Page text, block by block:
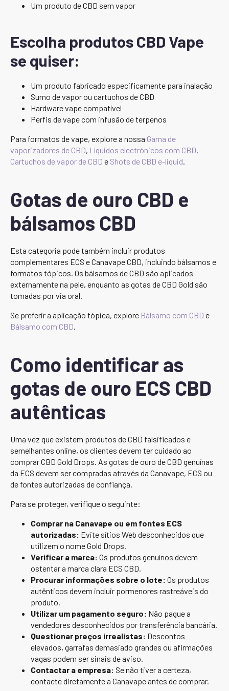
Um produto de CBD sem vapor
Escolha produtos CBD Vape
se quiser:
Um produto fabricado especificamente para inalação
Sumo de vapor ou cartuchos de CBD
Hardware vape compatível
Perfis de vape com infusão de terpenos
Para formatos de vape, explore a nossa Gama de
vaporizadores de CBD, Líquidos electrónicos com CBD,
Cartuchos de vapor de CBD e Shots de CBD e-liquid.
Gotas de ouro CBD e
bálsamos CBD
Esta categoria pode também incluir produtos
complementares ECS e Canavape CBD, incluindo bálsamos e
formatos tópicos. Os bálsamos de CBD são aplicados
externamente na pele, enquanto as gotas de CBD Gold são
tomadas por via oral.
Se preferir a aplicação tópica, explore Bálsamo com CBD e
Bálsamo com CBD.
Como identificar as
gotas de ouro ECS CBD
autênticas
Uma vez que existem produtos de CBD falsificados e
semelhantes online, os clientes devem ter cuidado ao
comprar CBD Gold Drops. As gotas de ouro de CBD genuínas
da ECS devem ser compradas através da Canavape, ECS ou
de fontes autorizadas de confiança.
Para se proteger, verifique o seguinte:
Comprar na Canavape ou em fontes ECS
autorizadas: Evite sítios Web desconhecidos que
utilizem o nome Gold Drops.
Verificar a marca: Os produtos genuínos devem
ostentar a marca clara ECS CBD.
Procurar informações sobre o lote: Os produtos
autênticos devem incluir pormenores rastreáveis do
produto.
Utilizar um pagamento seguro: Não pague a
vendedores desconhecidos por transferência bancária.
Questionar preços irrealistas: Descontos
elevados, garrafas demasiado grandes ou afirmações
vagas podem ser sinais de aviso.
Contactar a empresa: Se não tiver a certeza,
contacte diretamente a Canavape antes de comprar.